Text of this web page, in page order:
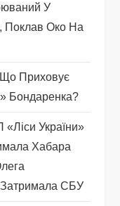
У
Поклав Око На
Приховує
Бондаренка?
України»
Хабара
Затримала СБУ